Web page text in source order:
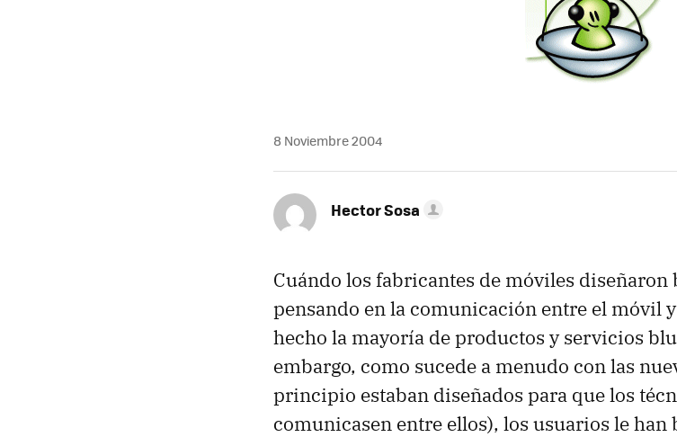
8 Noviembre 2004
Hector Sosa
Cuándo los fabricantes de móviles
pensando en la comunicación entre el móvil
hecho la mayoría de productos y servicios
embargo, como sucede a menudo con las
principio estaban diseñados para que los
comunicasen entre ellos), los usuarios le han